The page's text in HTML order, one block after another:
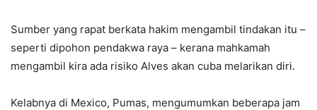
Sumber yang rapat berkata hakim mengambil tindakan itu –
seperti dipohon pendakwa raya – kerana mahkamah
mengambil kira ada risiko Alves akan cuba melarikan diri.
Kelabnya di Mexico, Pumas, mengumumkan beberapa jam